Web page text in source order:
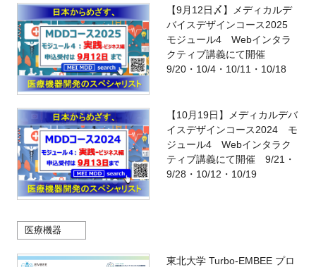
【9月12日〆】メディカルデ
バイスデザインコース2025
モジュール4 Webインタラ
クティブ講義にて開催
9/20・10/4・10/11・10/18
【10月19日】メディカルデバ
イスデザインコース2024 モ
ジュール4 Webインタラク
ティブ講義にて開催 9/21・
9/28・10/12・10/19
医療機器
東北大学 Turbo-EMBEE プロ